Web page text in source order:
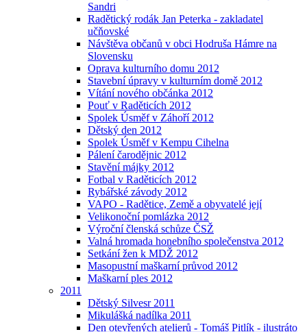
Sandri
Radětický rodák Jan Peterka - zakladatel
učňovské
Návštěva občanů v obci Hodruša Hámre na
Slovensku
Oprava kulturního domu 2012
Stavební úpravy v kulturním domě 2012
Vítání nového občánka 2012
Pouť v Raděticích 2012
Spolek Úsměf v Záhoří 2012
Dětský den 2012
Spolek Úsměf v Kempu Cihelna
Pálení čarodějnic 2012
Stavění májky 2012
Fotbal v Raděticích 2012
Rybářské závody 2012
VAPO - Radětice, Země a obyvatelé její
Velikonoční pomlázka 2012
Výroční členská schůze ČSŽ
Valná hromada honebního společenstva 2012
Setkání žen k MDŽ 2012
Masopustní maškarní průvod 2012
Maškarní ples 2012
2011
Dětský Silvesr 2011
Mikulášká nadílka 2011
Den otevřených atelierů - Tomáš Pitlík - ilustráto